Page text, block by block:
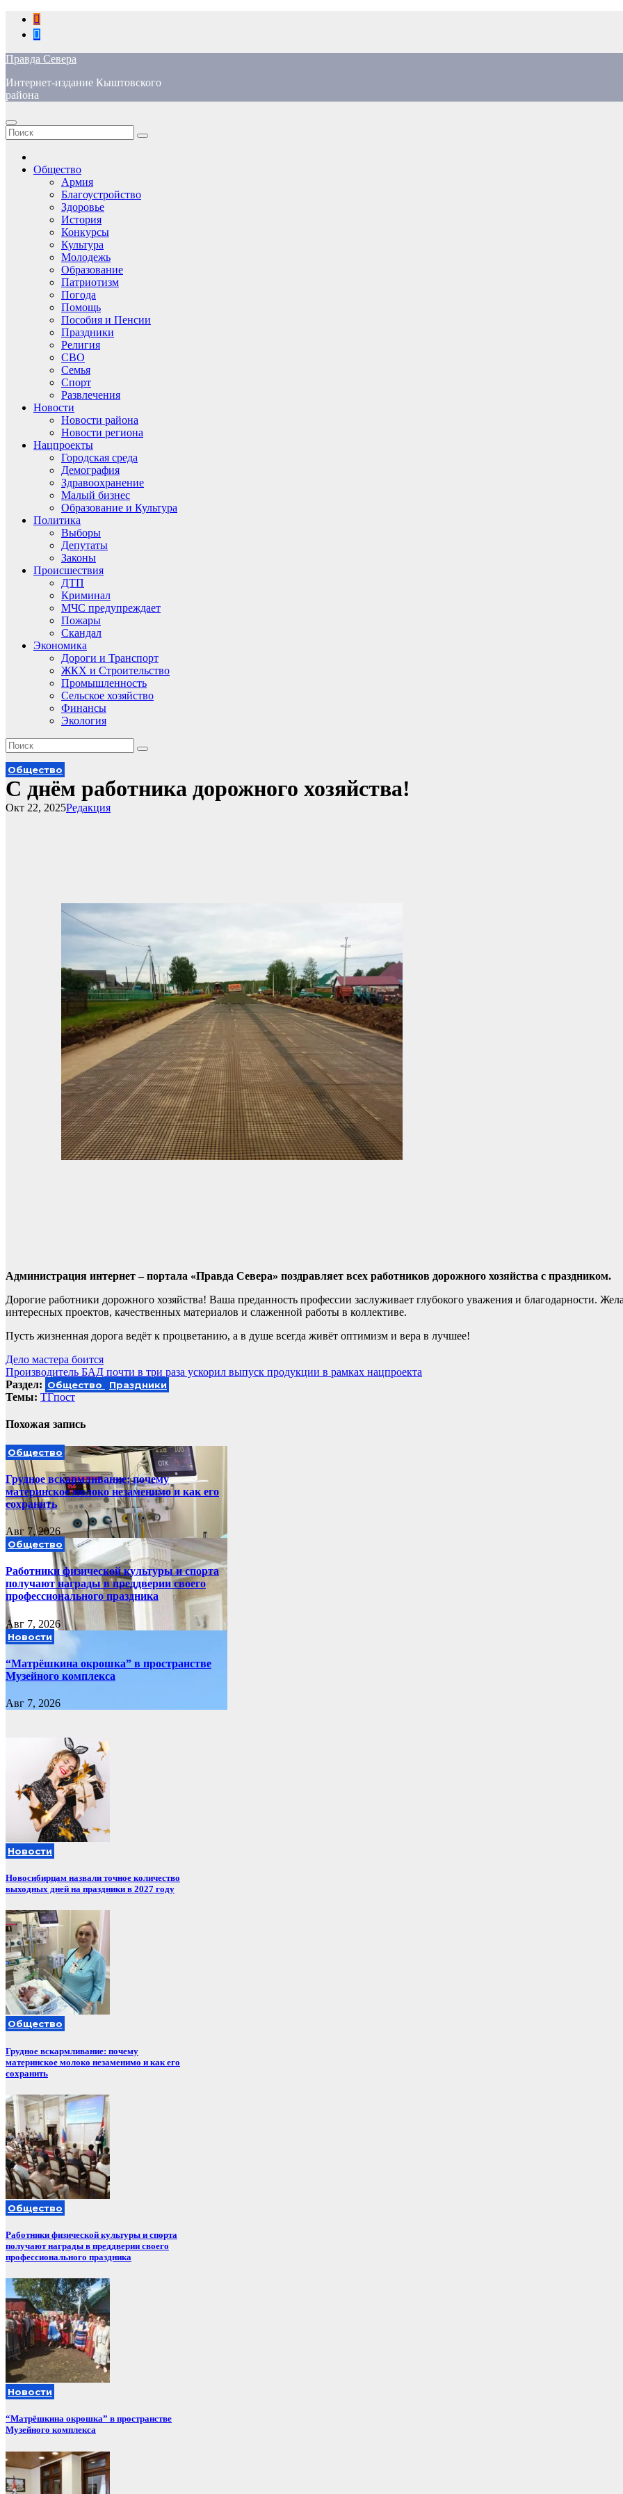
Перейти
содержимому
Правда Севера
Интернет-издание Кыштовского
района
Общество
Армия
Благоустройство
Здоровье
История
Конкурсы
Культура
Молодежь
Образование
Патриотизм
Погода
Помощь
Пособия и Пенсии
Праздники
Религия
СВО
Семья
Спорт
Развлечения
Новости
Новости района
Новости региона
Нацпроекты
Городская среда
Демография
Здравоохранение
Малый бизнес
Образование и Культура
Политика
Выборы
Депутаты
Законы
Происшествия
ДТП
Криминал
МЧС предупреждает
Пожары
Скандал
Экономика
Дороги и Транспорт
ЖКХ и Строительство
Промышленность
Сельское хозяйство
Финансы
Экология
Общество
С днём работника дорожного хозяйства!
Редакция
Окт 22, 2025
Администрация интернет – портала «Правда Севера» поздравляет всех работников дорожного хозяйства с праздником.
Дорогие работники дорожного хозяйства! Ваша преданность профессии заслуживает глубокого уважения и благодарности.
интересных проектов, качественных материалов и слаженной работы в коллективе.
Пусть жизненная дорога ведёт к процветанию, а в душе всегда живёт оптимизм и вера в лучшее!
Навигация
по
записям
Дело мастера боится
Производитель БАД почти в три раза ускорил выпуск продукции в рамках нацпроекта
Раздел: Общество Праздники
Темы: ТГпост
Похожая запись
Общество
Грудное вскармливание: почему
материнское молоко незаменимо и как его
сохранить
Авг 7, 2026
Общество
Работники физической культуры и спорта
получают награды в преддверии своего
профессионального праздника
Авг 7, 2026
Новости
“Матрёшкина окрошка” в пространстве
Музейного комплекса
Авг 7, 2026
Новости
Новосибирцам назвали точное количество
выходных дней на праздники в 2027 году
Общество
Грудное вскармливание: почему
материнское молоко незаменимо и как его
сохранить
Общество
Работники физической культуры и спорта
получают награды в преддверии своего
профессионального праздника
Новости
“Матрёшкина окрошка” в пространстве
Музейного комплекса